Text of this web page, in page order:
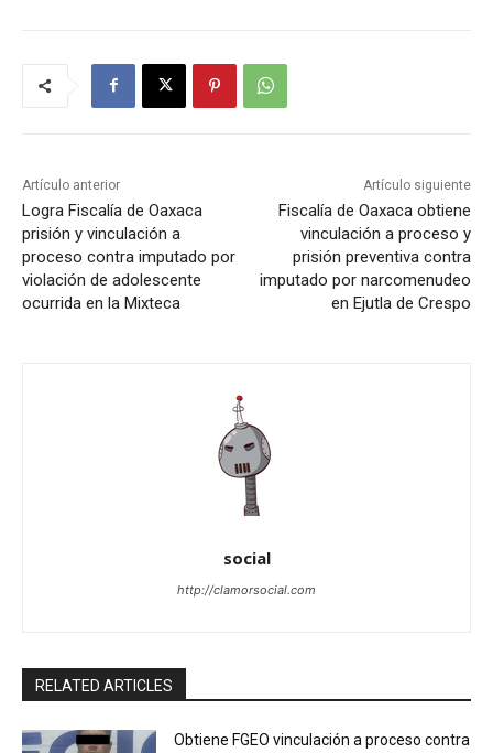
Artículo anterior
Logra Fiscalía de Oaxaca
prisión y vinculación a
proceso contra imputado por
violación de adolescente
ocurrida en la Mixteca
Artículo siguiente
Fiscalía de Oaxaca obtiene
vinculación a proceso y
prisión preventiva contra
imputado por narcomenudeo
en Ejutla de Crespo
social
http://clamorsocial.com
RELATED ARTICLES
Obtiene FGEO vinculación a proceso contra